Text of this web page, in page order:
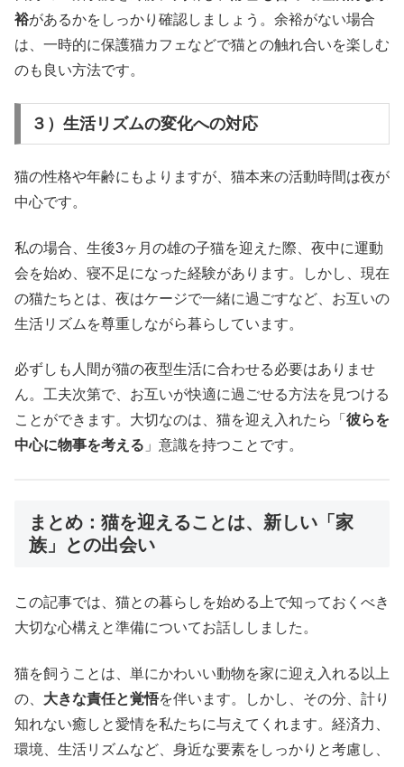
裕があるかをしっかり確認しましょう。余裕がない場合
は、一時的に保護猫カフェなどで猫との触れ合いを楽しむ
のも良い方法です。
３）生活リズムの変化への対応
猫の性格や年齢にもよりますが、猫本来の活動時間は夜が
中心です。
私の場合、生後3ヶ月の雄の子猫を迎えた際、夜中に運動
会を始め、寝不足になった経験があります。しかし、現在
の猫たちとは、夜はケージで一緒に過ごすなど、お互いの
生活リズムを尊重しながら暮らしています。
必ずしも人間が猫の夜型生活に合わせる必要はありませ
ん。工夫次第で、お互いが快適に過ごせる方法を見つける
ことができます。大切なのは、猫を迎え入れたら「 彼らを
中心に物事を考える 」意識を持つことです。
まとめ：猫を迎えることは、新しい「家
族」との出会い
この記事では、猫との暮らしを始める上で知っておくべき
大切な心構えと準備についてお話ししました。
猫を飼うことは、単にかわいい動物を家に迎え入れる以上
の、 大きな責任と覚悟を伴います。しかし、その分、計り
知れない癒しと愛情を私たちに与えてくれます。経済力、
環境、生活リズムなど、身近な要素をしっかりと考慮し、